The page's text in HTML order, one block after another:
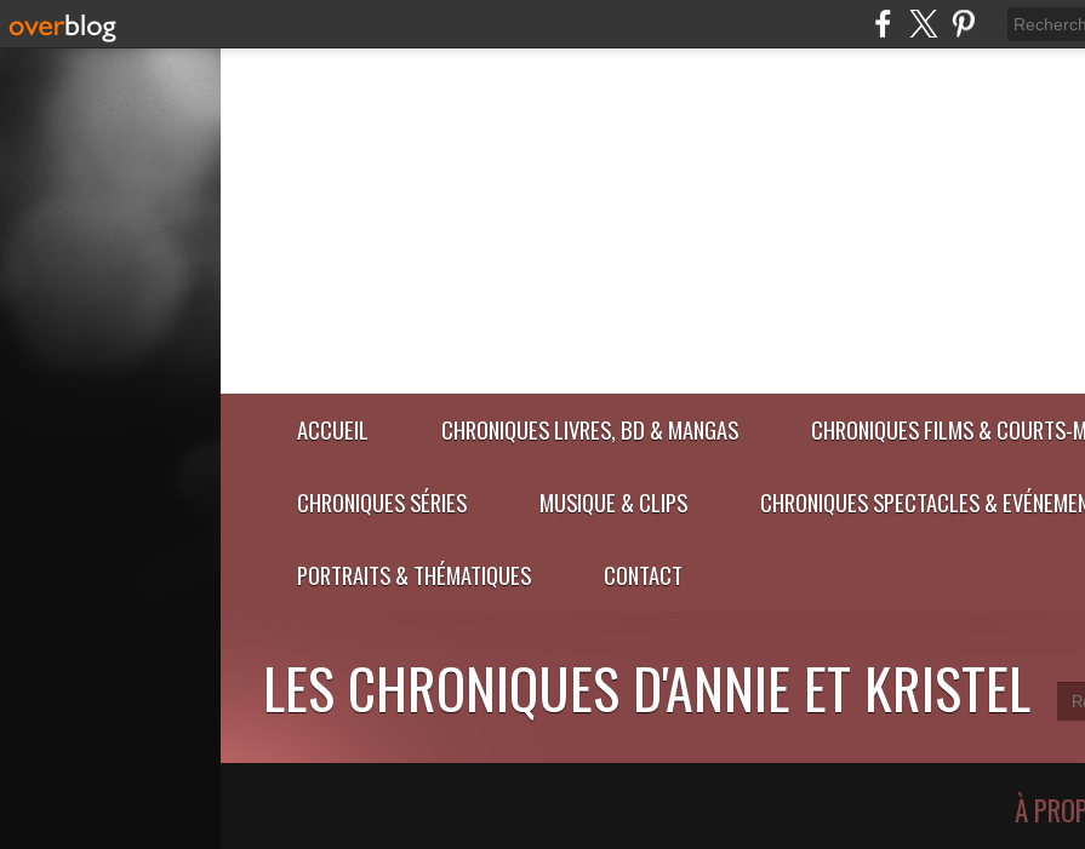
ACCUEIL CHRONIQUES LIVRES, BD & MANGAS CHRONIQUES FILMS & COURTS-
CHRONIQUES SÉRIES MUSIQUE & CLIPS CHRONIQUES SPECTACLES &
PORTRAITS & THÉMATIQUES CONTACT
LES CHRONIQUES D'ANNIE ET KRISTEL
À